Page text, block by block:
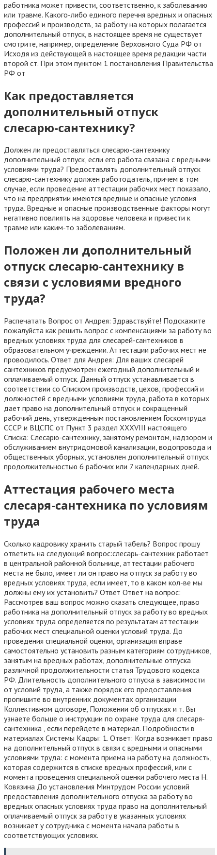
работника может привести, соответственно, к заболеванию
или травме. Какого-либо единого перечня вредных и опасных
профессий и производств, за работу на которых полагается
дополнительный отпуск, в настоящее время не существует
смотрите, например, определение Верховного Суда РФ от
Исходя из действующей в настоящее время редакции части
второй ст. При этом пунктом 1 постановления Правительства
РФ от
Как предоставляется
дополнительный отпуск
слесарю-сантехнику?
Должен ли предоставляться слесарю-сантехнику
дополнительный отпуск, если его работа связана с вредными
условиями труда? Предоставлять дополнительный отпуск
слесарю-сантехнику должен работодатель, причем в том
случае, если проведение аттестации рабочих мест показало,
что на предприятии имеются вредные и опасные условия
труда. Вредные и опасные производственные факторы могут
негативно повлиять на здоровье человека и привести к
травме или каким-то заболеваниям.
Положен ли дополнительный
отпуск слесарю-сантехнику в
связи с условиями вредного
труда?
Распечатать Вопрос от Андрея: Здравствуйте! Подскажите
пожалуйста как решить вопрос с компенсациями за работу во
вредных условиях труда для слесарей-сантехников в
образовательном учреждении. Аттестации рабочих мест не
проводилось. Ответ для Андрея: Для ваших слесарей
сантехников предусмотрен ежегодный дополнительный и
оплачиваемый отпуск. Данный отпуск устанавливается в
соответствии со Списком производств, цехов, профессий и
должностей с вредными условиями труда, работа в которых
дает право на дополнительный отпуск и сокращенный
рабочий день, утвержденным постановлением Госкомтруда
СССР и ВЦСПС от Пункт 3 раздел XXXVIII настоящего
Списка: Слесарю-сантехнику, занятому ремонтом, надзором и
обслуживанием внутридомовой канализации, водопровода и
общественных уборных, установлен дополнительный отпуск
продолжительностью 6 рабочих или 7 календарных дней.
Аттестация рабочего места
слесаря-сантехника по условиям
труда
Сколько кадровику хранить старый табель? Вопрос прошу
ответить на следующий вопрос:слесарь-сантехник работает
в центральной районной больнице, аттестации рабочего
места не было, имеет ли он право на отпуск за работу во
вредных условиях труда, если имеет, то в каком кол-ве мы
должны ему их установить? Ответ Ответ на вопрос:
Рассмотрев ваш вопрос можно сказать следующее, право
работника на дополнительный отпуск за работу во вредных
условиях труда определяется по результатам аттестации
рабочих мест специальной оценки условий труда. До
проведения специальной оценки, организация вправе
самостоятельно установить разным категориям сотрудников,
занятым на вредных работах, дополнительные отпуска
различной продолжительности статья Трудового кодекса
РФ. Длительность дополнительного отпуска в зависимости
от условий труда, а также порядок его предоставления
пропишите во внутренних документах организации
Коллективном договоре, Положении об отпусках и т. Вы
узнаете больше о инструкции по охране труда для слесаря-
сантехника , если перейдете в материал. Подробности в
материалах Системы Кадры: 1. Ответ: Когда возникает право
на дополнительный отпуск в связи с вредными и опасными
условиями труда: с момента приема на работу на должность,
которая содержится в списке вредных профессий, или с
момента проведения специальной оценки рабочего места Н.
Ковязина До установления Минтрудом России условий
предоставления дополнительного отпуска за работу во
вредных опасных условиях труда право на дополнительный
оплачиваемый отпуск за работу в указанных условиях
возникает у сотрудника с момента начала работы в
соответствующих условиях.